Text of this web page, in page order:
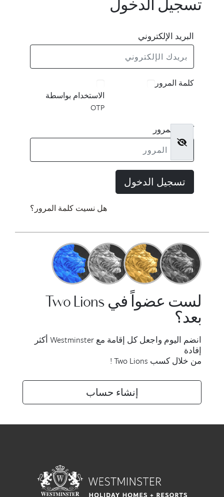
تسجيل الدخول
البريد الإلكتروني
كلمة المرور
الاستخدام بواسطة
OTP
كلمة المرور
تسجيل الدخول
هل نسيت كلمة المرور؟
لست عضواً في Two Lions
بعد؟
انضم اليوم واجعل كل إقامة مع Westminster أكثر
إفادة
من خلال كسب Two Lions !
إنشاء حساب